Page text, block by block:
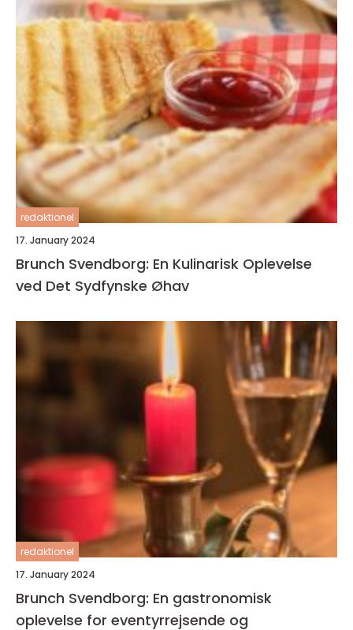
redaktionel
17. January 2024
Brunch Svendborg: En Kulinarisk Oplevelse
ved Det Sydfynske Øhav
redaktionel
17. January 2024
Brunch Svendborg: En gastronomisk
oplevelse for eventyrrejsende og